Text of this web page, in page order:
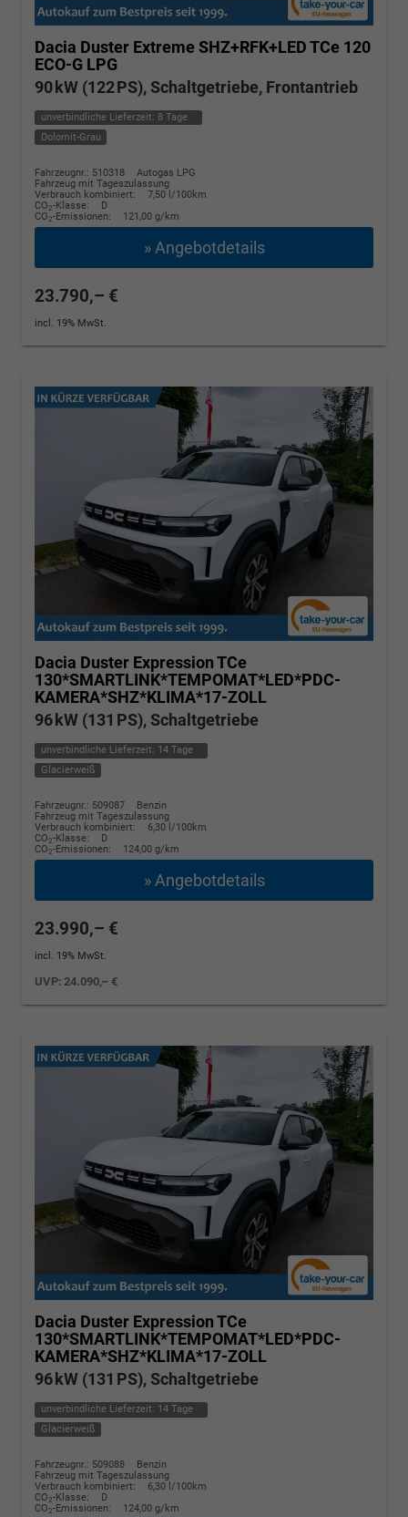
Dacia Duster Extreme SHZ+RFK+LED TCe 120
ECO-G LPG
90 kW (122 PS), Schaltgetriebe, Frontantrieb
unverbindliche Lieferzeit: 8 Tage
Dolomit-Grau
Fahrzeugnr.: 510318
Autogas LPG
Fahrzeug mit Tageszulassung
Verbrauch kombiniert:
7,50 l/100km
CO2-Klasse:
D
CO2-Emissionen: 121,00 g/km
» Angebotdetails
23.790,– €
incl. 19% MwSt.
Dacia Duster Expression TCe
130*SMARTLINK*TEMPOMAT*LED*PDC-
KAMERA*SHZ*KLIMA*17-ZOLL
96 kW (131 PS), Schaltgetriebe
unverbindliche Lieferzeit: 14 Tage
Glacierweiß
Fahrzeugnr.: 509087
Benzin
Fahrzeug mit Tageszulassung
Verbrauch kombiniert:
6,30 l/100km
CO2-Klasse:
D
CO2-Emissionen: 124,00 g/km
» Angebotdetails
23.990,– €
incl. 19% MwSt.
UVP:24.090,– €
Dacia Duster Expression TCe
130*SMARTLINK*TEMPOMAT*LED*PDC-
KAMERA*SHZ*KLIMA*17-ZOLL
96 kW (131 PS), Schaltgetriebe
unverbindliche Lieferzeit: 14 Tage
Glacierweiß
Fahrzeugnr.: 509088
Benzin
Fahrzeug mit Tageszulassung
Verbrauch kombiniert:
6,30 l/100km
CO2-Klasse:
D
CO2-Emissionen: 124,00 g/km